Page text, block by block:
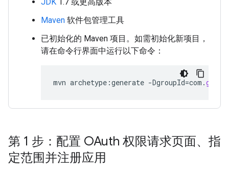
Maven 软件包管理工具
已初始化的 Maven 项目。如需初始化新项目，
请在命令行界面中运行以下命令：
mvn archetype :generate -DgroupId=com .
第 1 步：配置 OAuth 权限请求页面、指
定范围并注册应用